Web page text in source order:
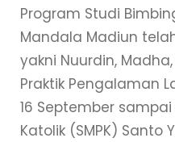
Program Studi
Mandala Madiun
yakni Nuurdin,
Praktik Pengalaman
16 September
Katolik (SMPK) Santo